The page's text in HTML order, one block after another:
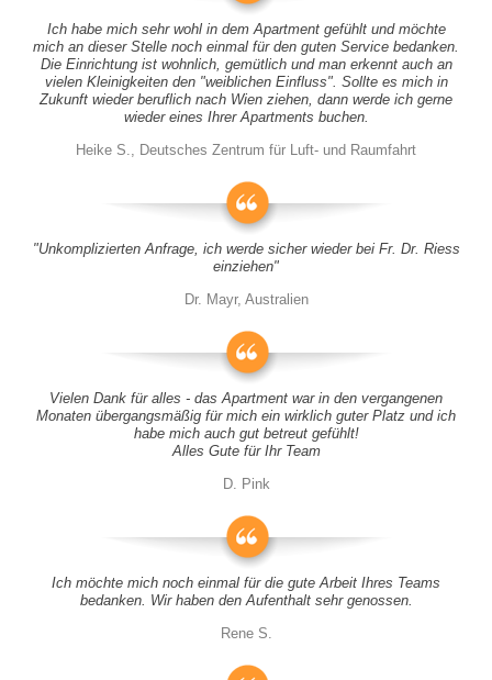
Ich habe mich sehr wohl in dem Apartment gefühlt und möchte
mich an dieser Stelle noch einmal für den guten Service bedanken.
Die Einrichtung ist wohnlich, gemütlich und man erkennt auch an
vielen Kleinigkeiten den "weiblichen Einfluss". Sollte es mich in
Zukunft wieder beruflich nach Wien ziehen, dann werde ich gerne
wieder eines Ihrer Apartments buchen.
Heike S., Deutsches Zentrum für Luft- und Raumfahrt
"Unkomplizierten Anfrage, ich werde sicher wieder bei Fr. Dr. Riess
einziehen"
Dr. Mayr, Australien
Vielen Dank für alles - das Apartment war in den vergangenen
Monaten übergangsmäßig für mich ein wirklich guter Platz und ich
habe mich auch gut betreut gefühlt!
Alles Gute für Ihr Team
D. Pink
Ich möchte mich noch einmal für die gute Arbeit Ihres Teams
bedanken. Wir haben den Aufenthalt sehr genossen.
Rene S.